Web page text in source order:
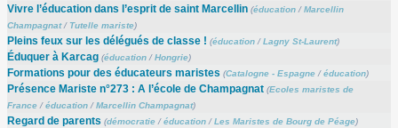
Vivre l’éducation dans l’esprit de saint Marcellin (éducation/Marcellin
Champagnat/ Tutelle mariste)
Pleins feux sur les délégués de classe ! (éducation/Lagny St-Laurent)
Éduquer à Karcag (éducation/Hongrie)
Formations pour des éducateurs maristes (Catalogne - Espagne/éducation)
Présence Mariste n°273 : A l’école de Champagnat (Ecoles maristes de
France/éducation/Marcellin Champagnat)
Regard de parents (démocratie/éducation/Les Maristes de Bourg de Péage)